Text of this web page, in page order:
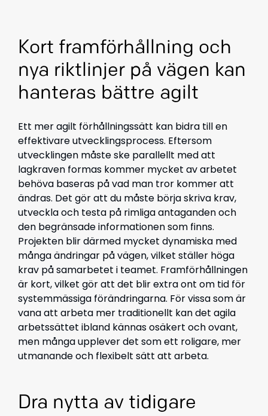
Kort framförhållning och
nya riktlinjer på vägen kan
hanteras bättre agilt
Ett mer agilt förhållningssätt kan bidra till en
effektivare utvecklingsprocess. Eftersom
utvecklingen måste ske parallellt med att
lagkraven formas kommer mycket av arbetet
behöva baseras på vad man tror kommer att
ändras. Det gör att du måste börja skriva krav,
utveckla och testa på rimliga antaganden och
den begränsade informationen som finns.
Projekten blir därmed mycket dynamiska med
många ändringar på vägen, vilket ställer höga
krav på samarbetet i teamet. Framförhållningen
är kort, vilket gör att det blir extra ont om tid för
systemmässiga förändringarna. För vissa som är
vana att arbeta mer traditionellt kan det agila
arbetssättet ibland kännas osäkert och ovant,
men många upplever det som ett roligare, mer
utmanande och flexibelt sätt att arbeta.
Dra nytta av tidigare